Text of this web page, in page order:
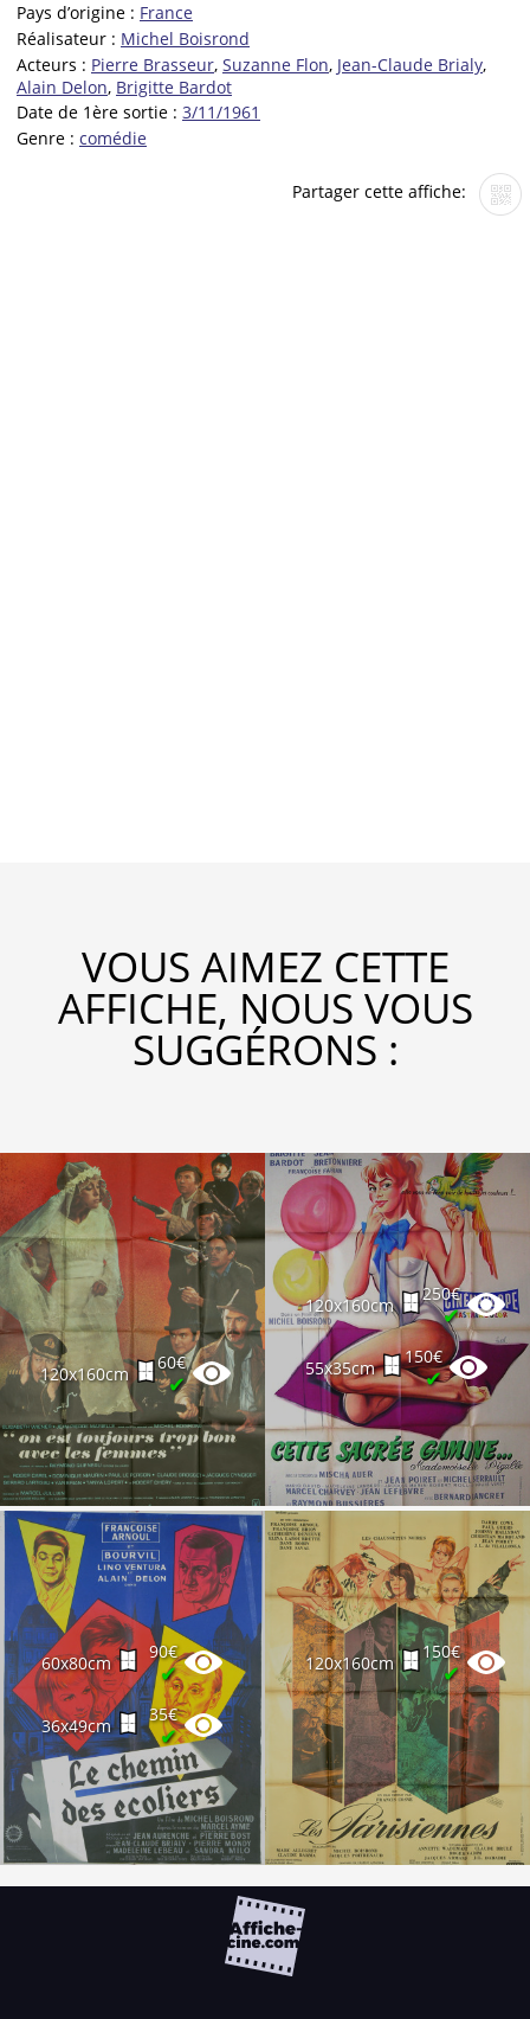
Pays d’origine : France
Réalisateur : Michel Boisrond
Acteurs : Pierre Brasseur, Suzanne Flon, Jean-Claude Brialy,
Alain Delon, Brigitte Bardot
Date de 1ère sortie : 3/11/1961
Genre : comédie
Partager cette affiche:
VOUS AIMEZ CETTE
AFFICHE, NOUS VOUS
SUGGÉRONS :
120x160cm
60€
✔
120x160cm
250€
✔
55x35cm
150€
✔
60x80cm
90€
✔
36x49cm
35€
✔
120x160cm
150€
✔